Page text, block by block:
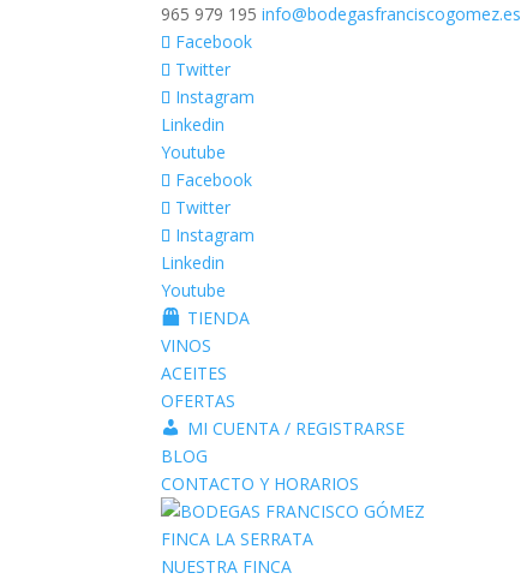
965 979 195 info@bodegasfranciscogomez.es
Facebook
Twitter
Instagram
Linkedin
Youtube
Facebook
Twitter
Instagram
Linkedin
Youtube
TIENDA
VINOS
ACEITES
OFERTAS
MI CUENTA / REGISTRARSE
BLOG
CONTACTO Y HORARIOS
FINCA LA SERRATA
NUESTRA FINCA